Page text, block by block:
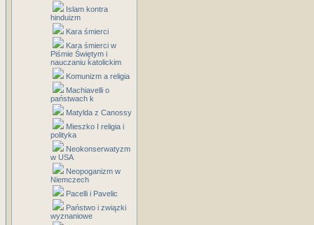
Islam kontra
hinduizm
Kara śmierci
Kara śmierci w
Piśmie Świętym i
nauczaniu katolickim
Komunizm a religia
Machiavelli o
państwach k
Matylda z Canossy
Mieszko I religia i
polityka
Neokonserwatyzm
w USA
Neopoganizm w
Niemczech
Pacelli i Pavelic
Państwo i związki
wyznaniowe